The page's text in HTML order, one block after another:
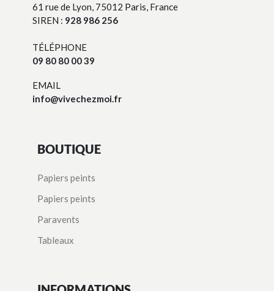
61 rue de Lyon, 75012 Paris, France
SIREN : 928 986 256
TÉLÉPHONE
09 80 80 00 39
EMAIL
info@vivechezmoi.fr
BOUTIQUE
Papiers peints
Papiers peints
Paravents
Tableaux